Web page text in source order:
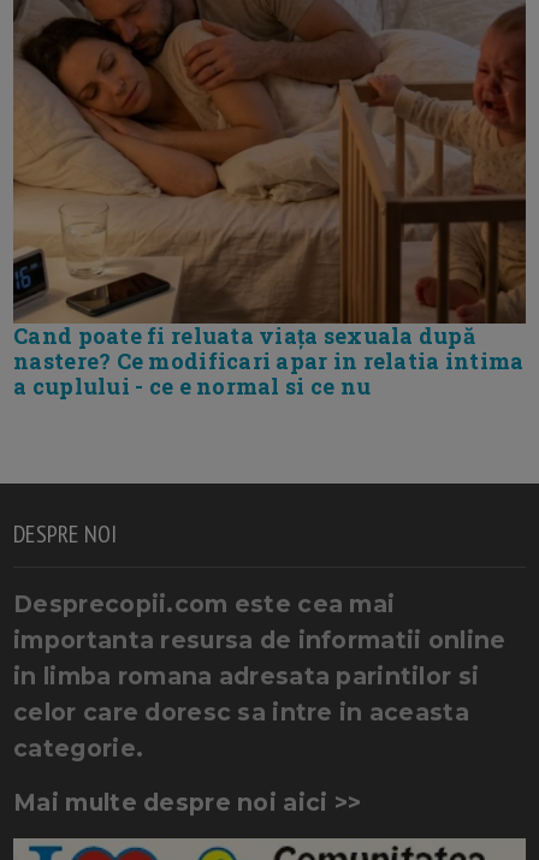
Cand poate fi reluata viața sexuala după
nastere? Ce modificari apar in relatia intima
a cuplului - ce e normal si ce nu
DESPRE NOI
Desprecopii.com este cea mai
importanta resursa de informatii online
in limba romana adresata parintilor si
celor care doresc sa intre in aceasta
categorie.
Mai multe despre noi aici >>